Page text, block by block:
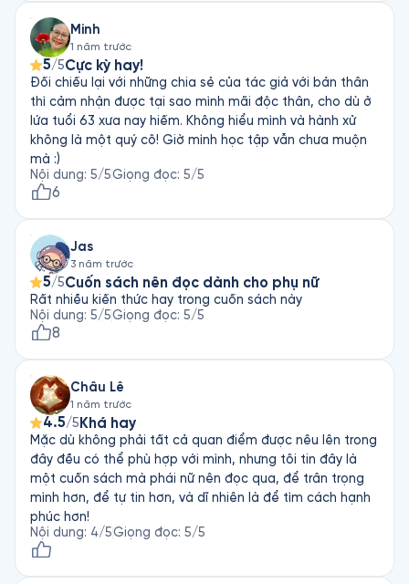
1994, sau khi vợ qua đời, ông tìm khắp nơi một vị bác sĩ có
cùng tư duy chữa trị ung thư không độc hại như mình, cuối
cùng đã kết hợp với bác sĩ Carlos M. Garcia để cho ra đời
Thoát Khỏi Ung Thư. Cùng với kênh điện thoại và trang tin tư
vấn hoàn toàn miễn phí cho bệnh nhân và người nhà, cuốn
sách hướng đến việc giúp người mắc ung thư tự chữa khỏi
hoặc làm chậm dần quá trình phát tán, kéo dài sự sống
Minh
1 năm trước
5/5Cực kỳ hay!
Đối chiếu lại với những chia sẻ của tác giả với bản thân
thì cảm nhận được tại sao mình mãi độc thân, cho dù ở
lứa tuổi 63 xưa nay hiếm. Không hiểu mình và hành xử
không là một quý cô! Giờ mình học tập vẫn chưa muộn
mà :)
Nội dung: 5/5Giọng đọc: 5/5
6
Jas
3 năm trước
5/5Cuốn sách nên đọc dành cho phụ nữ
Rất nhiều kiến thức hay trong cuốn sách này
Nội dung: 5/5Giọng đọc: 5/5
8
Châu Lê
1 năm trước
4.5/5 Khá hay
Mặc dù không phải tất cả quan điểm được nêu lên trong
đây đều có thể phù hợp với mình, nhưng tôi tin đây là
một cuốn sách mà phái nữ nên đọc qua, để trân trọng
mình hơn, để tự tin hơn, và dĩ nhiên là để tìm cách hạnh
phúc hơn!
Nội dung: 4/5Giọng đọc: 5/5